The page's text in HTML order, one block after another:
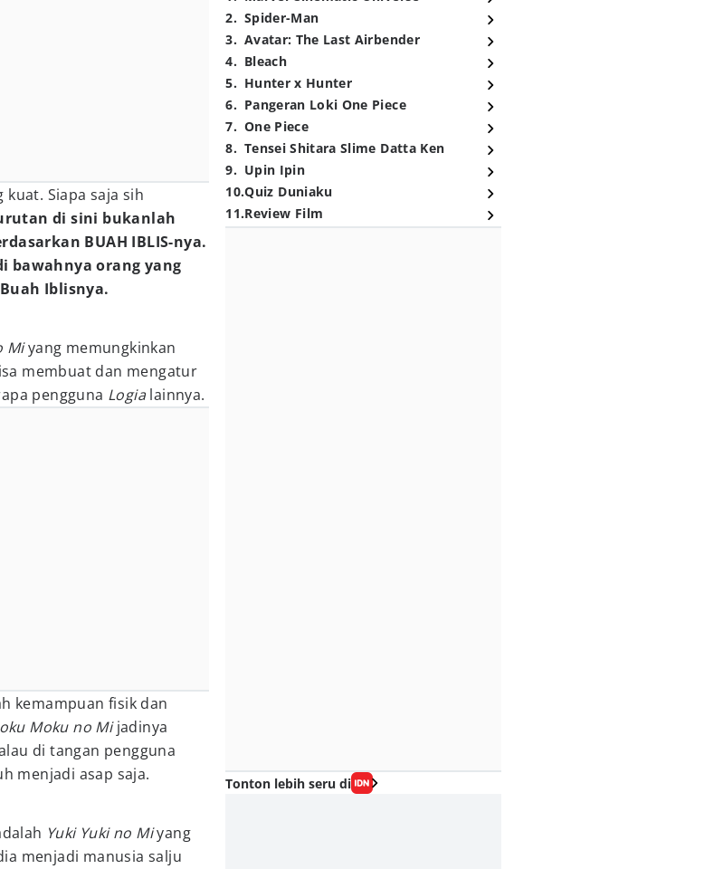
Siapa saja sih
di sini bukanlah
BUAH IBLIS-nya.
bawahnya orang yang
Iblisnya.
Miyang memungkinkan
membuat dan mengatur
pengguna Logialainnya.
kemampuan fisik dan
Moku no Mijadinya
di tangan pengguna
menjadi asap saja.
Yuki Yuki no Miyang
menjadi manusia salju
2. Spider-Man
3. Avatar: The Last Airbender
4. Bleach
5. Hunter x Hunter
6. Pangeran Loki One Piece
7. One Piece
8. Tensei Shitara Slime Datta Ken
9. Upin Ipin
10.Quiz Duniaku
11.Review Film
Tonton lebih seru di